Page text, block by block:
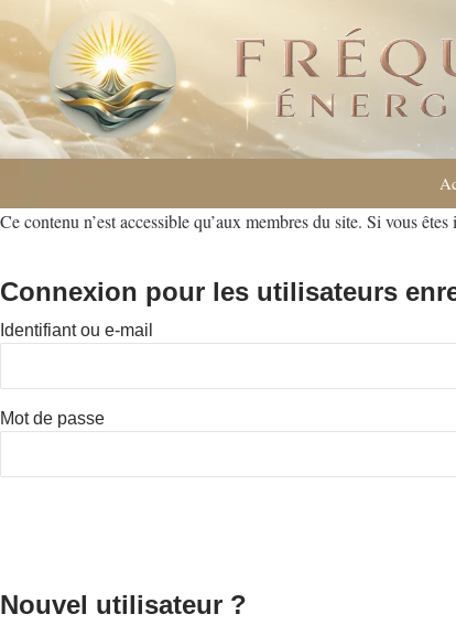
Ce contenu n’est accessible qu’aux membres du site. Si vous
Connexion pour les utilisateurs
Identifiant ou e-mail
Mot de passe
Nouvel utilisateur ?